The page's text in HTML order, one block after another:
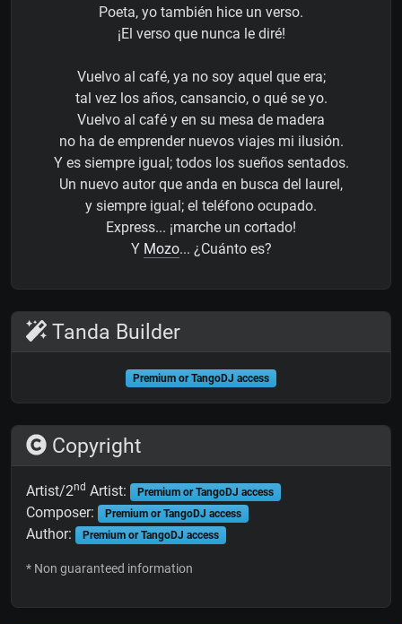
Poeta, yo también hice un verso.
¡El verso que nunca le diré!
Vuelvo al café, ya no soy aquel que era;
tal vez los años, cansancio, o qué se yo.
Vuelvo al café y en su mesa de madera
no ha de emprender nuevos viajes mi ilusión.
Y es siempre igual; todos los sueños sentados.
Un nuevo autor que anda en busca del laurel,
y siempre igual; el teléfono ocupado.
Express... ¡marche un cortado!
Y Mozo... ¿Cuánto es?
Tanda Builder
Premium or TangoDJ access
Copyright
Artist/2nd Artist: Premium or TangoDJ access
Composer: Premium or TangoDJ access
Author: Premium or TangoDJ access
* Non guaranteed information